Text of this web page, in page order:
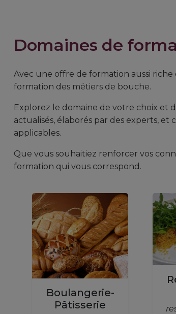
Domaines de
Avec une offre de formation aussi
formation des métiers de bouche.
Explorez le domaine de votre choix et
actualisés, élaborés par des experts,
applicables.
Que vous souhaitiez renforcer vos
formation qui vous correspond.
Boulangerie-
Pâtisserie